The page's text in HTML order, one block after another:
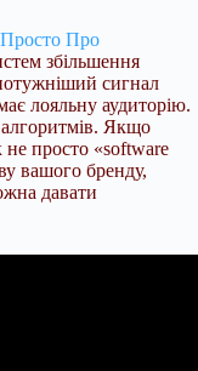
Просто Про
збільшення
сигнал
лояльну аудиторію.
Якщо
просто «software
вашого бренду,
давати